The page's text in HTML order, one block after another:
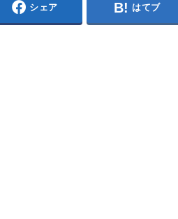
シェア はてブ